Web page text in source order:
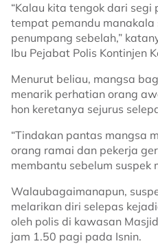
“Kalau kita tengok dari
tempat pemandu manakala
penumpang sebelah,”
Ibu Pejabat Polis Kontinjen
Menurut beliau, mangsa
menarik perhatian orang
hon keretanya sejurus
“Tindakan pantas mangsa
orang ramai dan pekerja
membantu sebelum suspek
Walaubagaimanapun,
melarikan diri selepas
oleh polis di kawasan
jam 1.50 pagi pada Isnin.